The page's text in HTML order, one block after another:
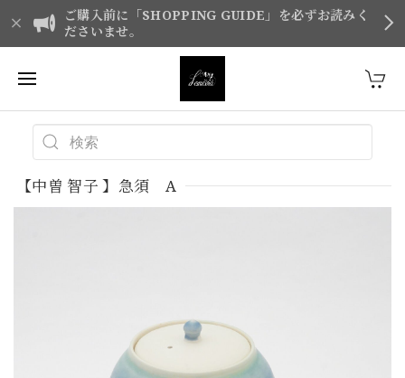
ご購入前に「SHOPPING GUIDE」を必ずお読みく
ださいませ。
【中曽 智子 】急須 A